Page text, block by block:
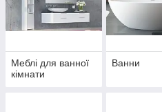
Меблі для ванної
кімнати
Ванни